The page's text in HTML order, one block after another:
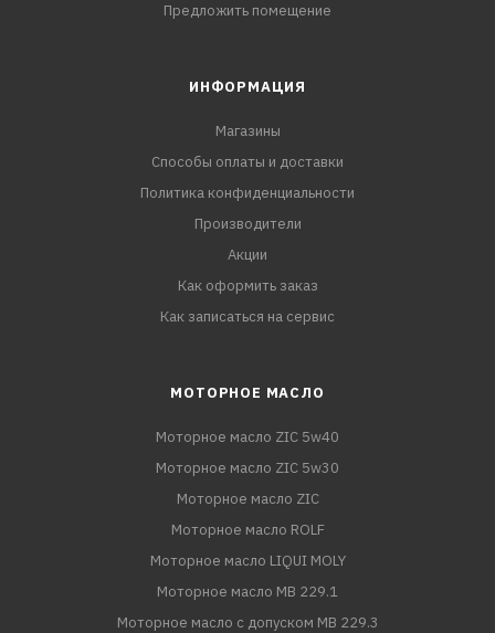
Предложить помещение
ИНФОРМАЦИЯ
Магазины
Способы оплаты и доставки
Политика конфиденциальности
Производители
Акции
Как оформить заказ
Как записаться на сервис
МОТОРНОЕ МАСЛО
Моторное масло ZIC 5w40
Моторное масло ZIC 5w30
Моторное масло ZIC
Моторное масло ROLF
Моторное масло LIQUI MOLY
Моторное масло MB 229.1
Моторное масло с допуском MB 229.3